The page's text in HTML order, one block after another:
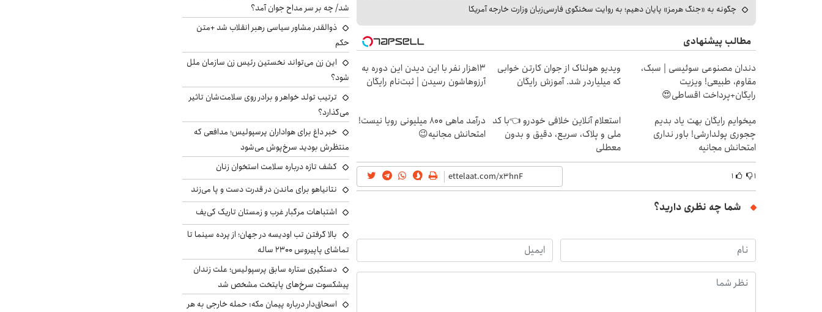
چگونه به «جنگ هرمز» پایان دهیم؛ به روایت سخنگوی فارسی‌زبان وزارت خارجه آمریکا
مطالب پیشنهادی
دندان مصنوعی سوئیسی | سبک،
مقاوم، طبیعی! ویزیت
رایگان+پرداخت اقساطی😍
ویدیو هولناک از جوان کارتن خوابی
که میلیاردر شد. آموزش رایگان
13هزار نفر با این دیدن این دوره به
آرزوهاشون رسیدن | ثبت‌‌نام رایگان
میخوایم رایگان بهت یاد بدیم
چجوری پولدارشی! باور نداری
امتحانش مجانیه
استعلام آنلاین خلافی خودرو 👈با کد
ملی و پلاک، سریع، دقیق و بدون
معطلی
درآمد ماهی 800 میلیونی رویا نیست!
امتحانش مجانیه😉
۱ ۱
شما چه نظری دارید؟
شد/ چه بر سر مداح جوان آمد؟
ذوالقدر مشاور سیاسی رهبر انقلاب شد +متن
حکم
این زن می‌تواند نخستین رئیس زن سازمان ملل
شود؟
ترتیب تولد خواهر و برادر روی سلامت‌شان تاثیر
می‌گذارد؟
خبر داغ برای هواداران پرسپولیس؛ مدافعی که
منتظرش بودید سرخ‌پوش می‌شود
کشف تازه درباره سلامت استخوان زنان
نتانیاهو برای ماندن در قدرت دست و پا می‌زند
اشتباهات مرگبار غرب و زمستان تاریک کی‌یف
بالا گرفتن تب اودیسه در جهان؛ از پرده سینما تا
تماشای پاپیروس ۲۳۰۰ ساله
دستگیری ستاره سابق پرسپولیس؛ علت زندان
پیشکسوت سرخ‌های پایتخت مشخص شد
اسحاق‌دار درباره پیمان مکه: حمله خارجی به هر